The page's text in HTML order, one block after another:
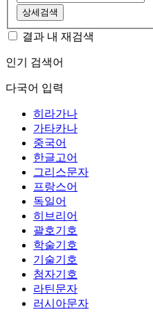
상세검색
결과 내 재검색
인기 검색어
다국어 입력
히라가나
가타카나
중국어
한글고어
그리스문자
프랑스어
독일어
히브리어
괄호기호
학술기호
기술기호
첨자기호
라틴문자
러시아문자